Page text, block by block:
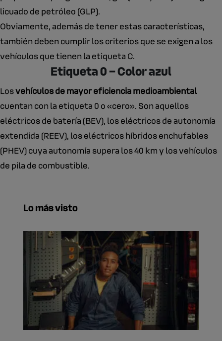
licuado de petróleo (GLP).
Obviamente, además de tener estas características,
también deben cumplir los criterios que se exigen a los
vehículos que tienen la etiqueta C.
Etiqueta 0 – Color azul
Losvehículos de mayor eficiencia medioambiental
cuentan con la etiqueta 0 o «cero». Son aquellos
eléctricos de batería (BEV), los eléctricos de autonomía
extendida (REEV), los eléctricos híbridos enchufables
(PHEV) cuya autonomía supera los 40 km y los vehículos
de pila de combustible.
Lo más visto